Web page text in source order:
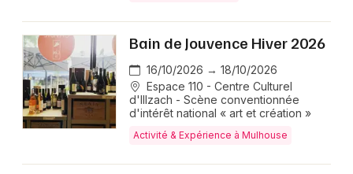
Bain de Jouvence Hiver 2026
16/10/2026 → 18/10/2026
Espace 110 - Centre Culturel
d'Illzach - Scène conventionnée
d'intérêt national « art et création »
Activité & Expérience à Mulhouse